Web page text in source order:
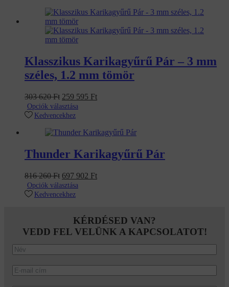
300 Ft.
457 Ft.
Klasszikus Karikagyűrű Pár – 3 mm
széles, 1.2 mm tömör
303 620Ft Original
price
was:
620 Ft.
259 595 FtCurrent
595 Ft.
Opciók választása
Kedvencekhez
Thunder Karikagyűrű Pár
816 260Ft Original
price
was:
697 902 FtCurrent
Opciók választása
Kedvencekhez
KÉRDÉSED VAN?
VEDD FEL VELÜNK A KAPCSOLATOT!